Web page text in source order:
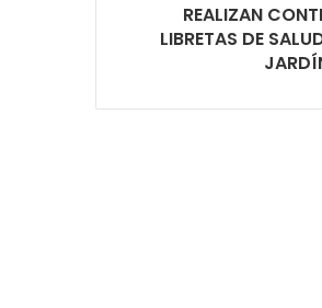
REALIZAN
LIBRETAS DE